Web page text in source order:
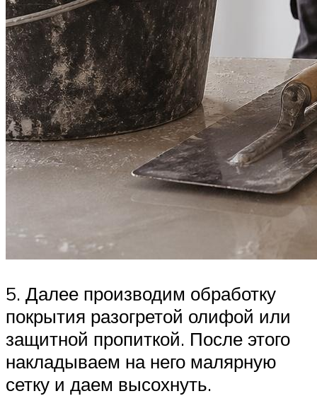
5. Далее производим обработку
покрытия разогретой олифой или
защитной пропиткой. После этого
накладываем на него малярную
сетку и даем высохнуть.